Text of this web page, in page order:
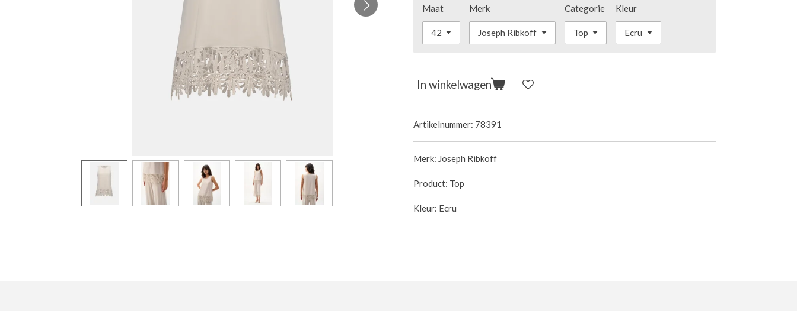
Maat Merk Categorie Kleur
In winkelwagen
Artikelnummer: 78391
Merk: Joseph Ribkoff
Product: Top
Kleur: Ecru